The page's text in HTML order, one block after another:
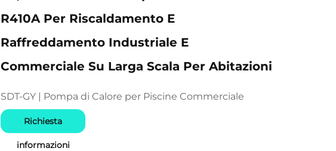
R410A Per Riscaldamento E
Raffreddamento Industriale E
Commerciale Su Larga Scala Per Abitazioni
SDT-GY | Pompa di Calore per Piscine Commerciale
Richiesta
informazioni